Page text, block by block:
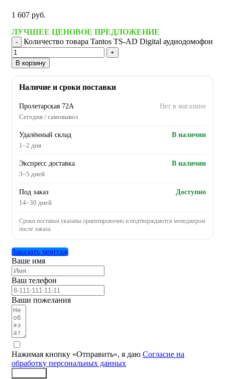
1 607 руб.
ЛУЧШЕЕ ЦЕНОВОЕ ПРЕДЛОЖЕНИЕ
Количество товара Tantos TS-AD Digital аудиодомофон
В корзину
Наличие и сроки поставки
Пролетарская 72А
Нет в магазине
Сегодня / самовывоз
Удалённый склад
В наличии
1–2 дня
Экспресс доставка
В наличии
3–5 дней
Под заказ
Доступно
14–30 дней
Сроки поставки указаны ориентировочно и подтверждаются менеджером
после заказа.
Заказать монтаж
Ваше имя
Ваш телефон
Ваши пожелания
Нажимая кнопку «Отправить», я даю Согласие на
обработку персональных данных